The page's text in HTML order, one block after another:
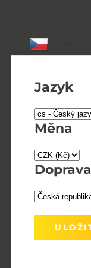
Jazyk
Měna
Doprava